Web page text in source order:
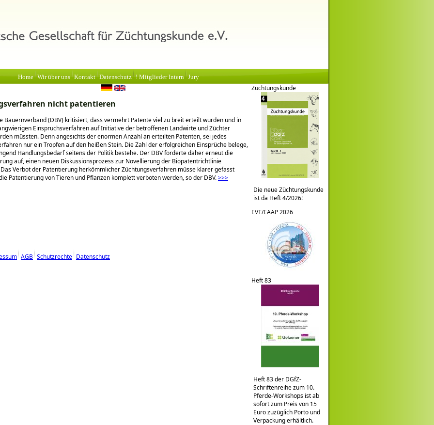
Home Wir über uns Kontakt Datenschutz ! Mitglieder Intern Jury
nicht patentieren
Bauernverband (DBV) kritisiert, dass vermehrt Patente viel zu breit erteilt würden und in
Einspruchsverfahren auf Initiative der betroffenen Landwirte und Züchter
müssten. Denn angesichts der enormen Anzahl an erteilten Patenten, sei jedes
nur ein Tropfen auf den heißen Stein. Die Zahl der erfolgreichen Einsprüche belege,
Handlungsbedarf seitens der Politik bestehe. Der DBV forderte daher erneut die
auf, einen neuen Diskussionsprozess zur Novellierung der Biopatentrichtlinie
Verbot der Patentierung herkömmlicher Züchtungsverfahren müsse klarer gefasst
Patentierung von Tieren und Pflanzen komplett verboten werden, so der DBV.>>>
AGB Schutzrechte Datenschutz
Züchtungskunde
Die neue Züchtungskunde
ist da Heft 4/2026!
EVT/EAAP 2026
Heft 83
Heft 83 der DGfZ-
Schriftenreihe zum 10.
Pferde-Workshops ist ab
sofort zum Preis von 15
Euro zuzüglich Porto und
Verpackung erhältlich.